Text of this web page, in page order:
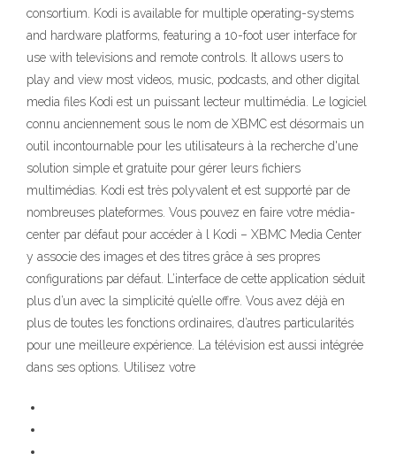
consortium. Kodi is available for multiple operating-systems
and hardware platforms, featuring a 10-foot user interface for
use with televisions and remote controls. It allows users to
play and view most videos, music, podcasts, and other digital
media files Kodi est un puissant lecteur multimédia. Le logiciel
connu anciennement sous le nom de XBMC est désormais un
outil incontournable pour les utilisateurs à la recherche d'une
solution simple et gratuite pour gérer leurs fichiers
multimédias. Kodi est très polyvalent et est supporté par de
nombreuses plateformes. Vous pouvez en faire votre média-
center par défaut pour accéder à l Kodi – XBMC Media Center
y associe des images et des titres grâce à ses propres
configurations par défaut. L’interface de cette application séduit
plus d’un avec la simplicité qu’elle offre. Vous avez déjà en
plus de toutes les fonctions ordinaires, d’autres particularités
pour une meilleure expérience. La télévision est aussi intégrée
dans ses options. Utilisez votre